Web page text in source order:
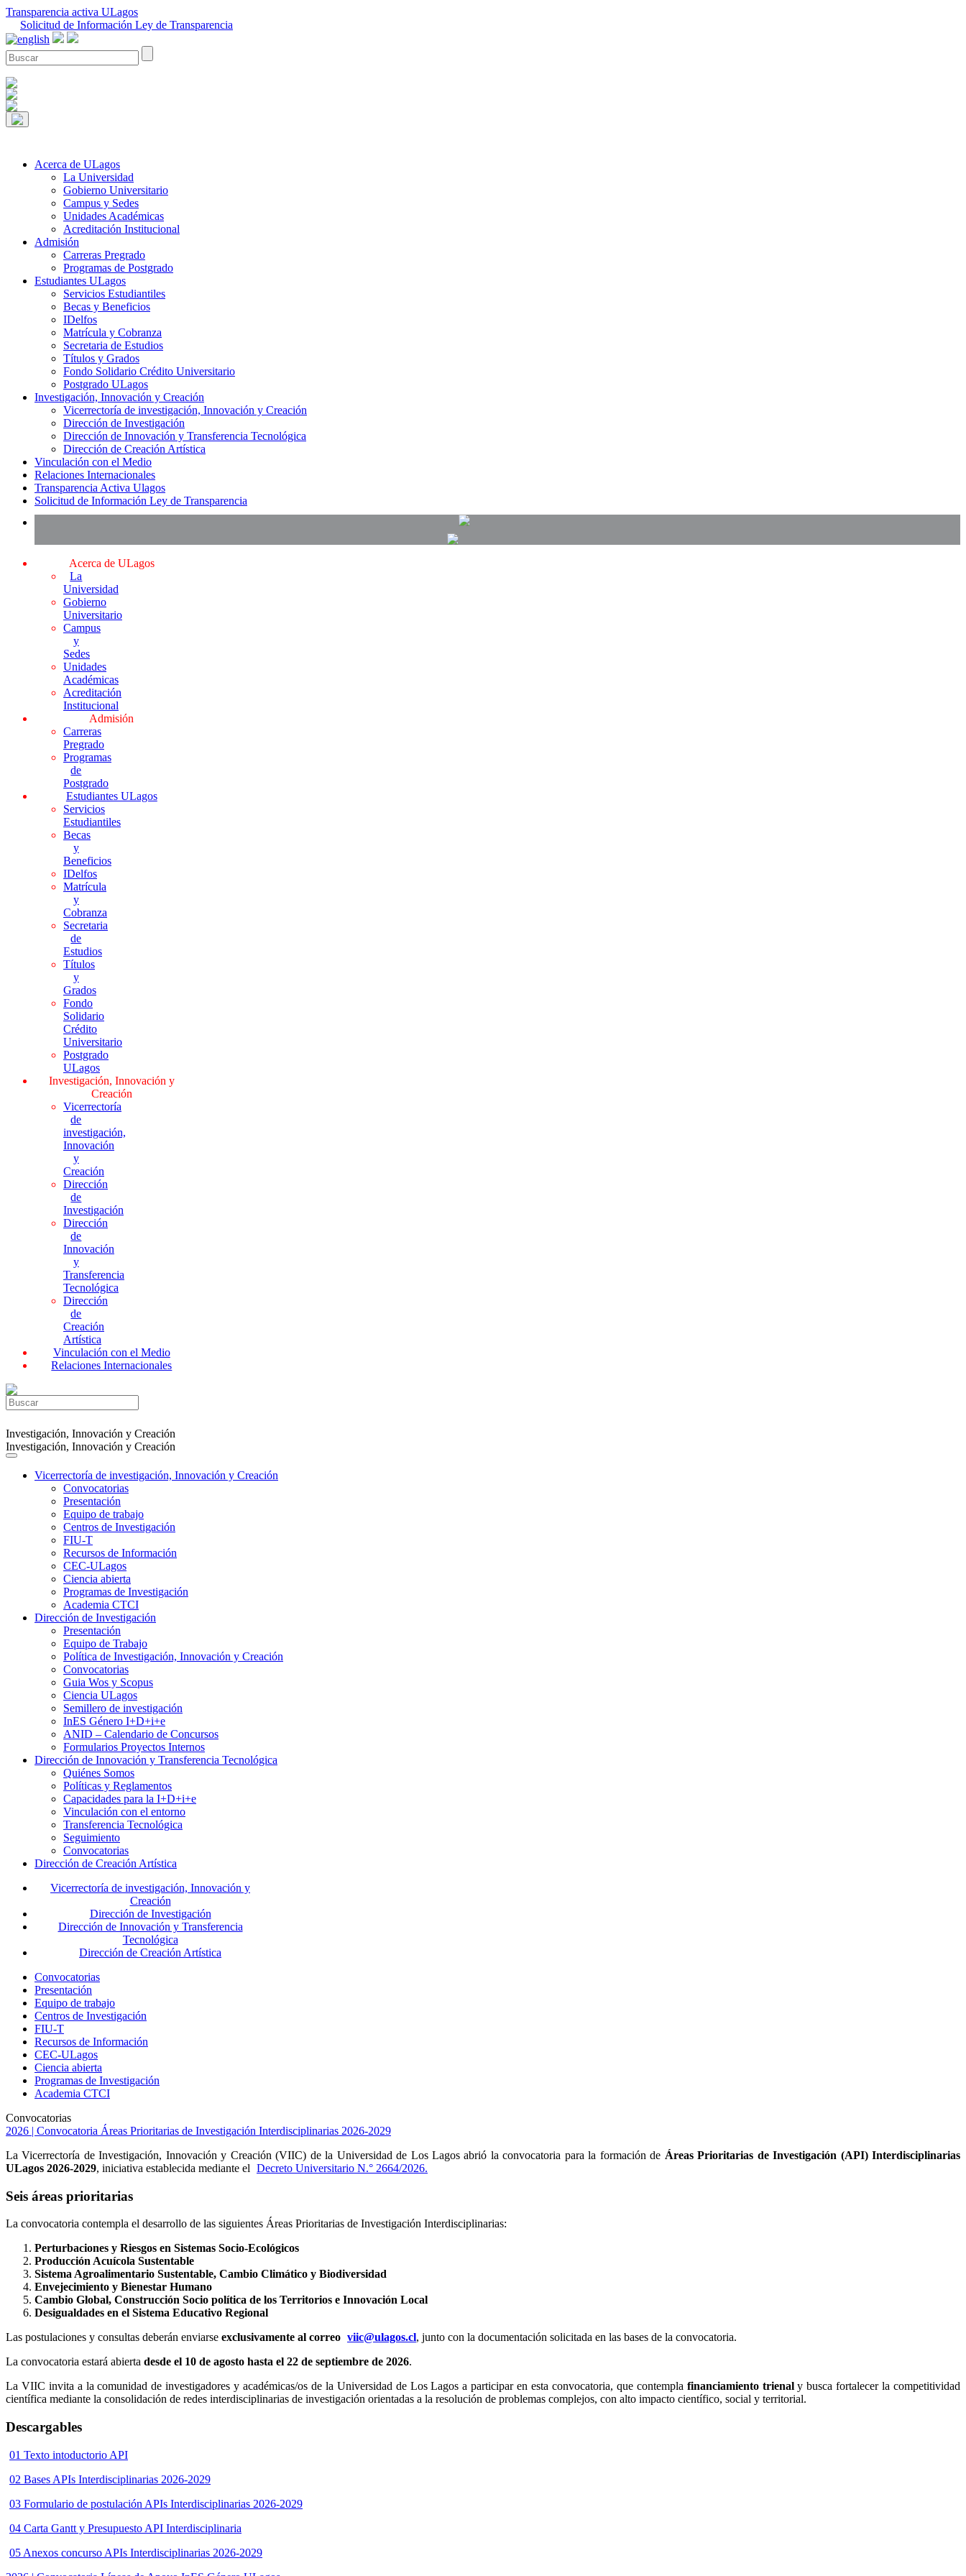
Transparencia activa ULagos
Solicitud de Información Ley de Transparencia
Acerca de ULagos
La Universidad
Gobierno Universitario
Campus y Sedes
Unidades Académicas
Acreditación Institucional
Admisión
Carreras Pregrado
Programas de Postgrado
Estudiantes ULagos
Servicios Estudiantiles
Becas y Beneficios
IDelfos
Matrícula y Cobranza
Secretaria de Estudios
Títulos y Grados
Fondo Solidario Crédito Universitario
Postgrado ULagos
Investigación, Innovación y Creación
Vicerrectoría de investigación, Innovación y Creación
Dirección de Investigación
Dirección de Innovación y Transferencia Tecnológica
Dirección de Creación Artística
Vinculación con el Medio
Relaciones Internacionales
Transparencia Activa Ulagos
Solicitud de Información Ley de Transparencia
Acerca de ULagos
La
Universidad
Gobierno
Universitario
Campus
y
Sedes
Unidades
Académicas
Acreditación
Institucional
Admisión
Carreras
Pregrado
Programas
de
Postgrado
Estudiantes ULagos
Servicios
Estudiantiles
Becas
y
Beneficios
IDelfos
Matrícula
y
Cobranza
Secretaria
de
Estudios
Títulos
y
Grados
Fondo
Solidario
Crédito
Universitario
Postgrado
ULagos
Investigación, Innovación y
Creación
Vicerrectoría
de
investigación,
Innovación
y
Creación
Dirección
de
Investigación
Dirección
de
Innovación
y
Transferencia
Tecnológica
Dirección
de
Creación
Artística
Vinculación con el Medio
Relaciones Internacionales
Investigación, Innovación y Creación
Investigación, Innovación y Creación
Vicerrectoría de investigación, Innovación y Creación
Convocatorias
Presentación
Equipo de trabajo
Centros de Investigación
FIU-T
Recursos de Información
CEC-ULagos
Ciencia abierta
Programas de Investigación
Academia CTCI
Dirección de Investigación
Presentación
Equipo de Trabajo
Política de Investigación, Innovación y Creación
Convocatorias
Guia Wos y Scopus
Ciencia ULagos
Semillero de investigación
InES Género I+D+i+e
ANID – Calendario de Concursos
Formularios Proyectos Internos
Dirección de Innovación y Transferencia Tecnológica
Quiénes Somos
Políticas y Reglamentos
Capacidades para la I+D+i+e
Vinculación con el entorno
Transferencia Tecnológica
Seguimiento
Convocatorias
Dirección de Creación Artística
Vicerrectoría de investigación, Innovación y
Creación
Dirección de Investigación
Dirección de Innovación y Transferencia
Tecnológica
Dirección de Creación Artística
Convocatorias
Presentación
Equipo de trabajo
Centros de Investigación
FIU-T
Recursos de Información
CEC-ULagos
Ciencia abierta
Programas de Investigación
Academia CTCI
Convocatorias
2026 | Convocatoria Áreas Prioritarias de Investigación Interdisciplinarias 2026-2029
La Vicerrectoría de Investigación, Innovación y Creación (VIIC) de la Universidad de Los Lagos abrió la convocatoria para la formación de Áreas Prioritarias de Investigación (API) Interdisciplinarias
ULagos 2026-2029, iniciativa establecida mediante el Decreto Universitario N.° 2664/2026.
Seis áreas prioritarias
La convocatoria contempla el desarrollo de las siguientes Áreas Prioritarias de Investigación Interdisciplinarias:
Perturbaciones y Riesgos en Sistemas Socio-Ecológicos
Producción Acuícola Sustentable
Sistema Agroalimentario Sustentable, Cambio Climático y Biodiversidad
Envejecimiento y Bienestar Humano
Cambio Global, Construcción Socio política de los Territorios e Innovación Local
Desigualdades en el Sistema Educativo Regional
Las postulaciones y consultas deberán enviarse exclusivamente al correo viic@ulagos.cl, junto con la documentación solicitada en las bases de la convocatoria.
La convocatoria estará abierta desde el 10 de agosto hasta el 22 de septiembre de 2026.
La VIIC invita a la comunidad de investigadores y académicas/os de la Universidad de Los Lagos a participar en esta convocatoria, que contempla financiamiento trienaly busca fortalecer la competitividad
científica mediante la consolidación de redes interdisciplinarias de investigación orientadas a la resolución de problemas complejos, con alto impacto científico, social y territorial.
Descargables
01 Texto intoductorio API
02 Bases APIs Interdisciplinarias 2026-2029
03 Formulario de postulación APIs Interdisciplinarias 2026-2029
04 Carta Gantt y Presupuesto API Interdisciplinaria
05 Anexos concurso APIs Interdisciplinarias 2026-2029